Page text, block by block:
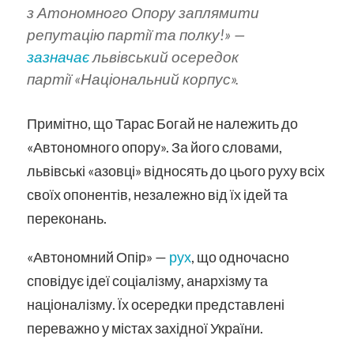
з Атономного Опору заплямити
репутацію партії та полку!» —
зазначає львівський осередок
партії «Національний корпус».
Примітно, що Тарас Богай не належить до
«Автономного опору». За його словами,
львівські «азовці» відносять до цього руху всіх
своїх опонентів, незалежно від їх ідей та
переконань.
«Автономний Опір» — рух, що одночасно
сповідує ідеї соціалізму, анархізму та
націоналізму. Їх осередки представлені
переважно у містах західної України.